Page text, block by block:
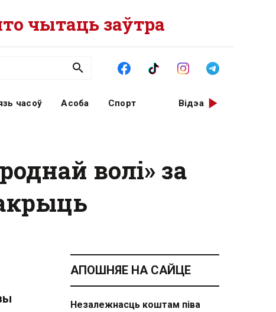
чытаць заўтра
часоў Асоба Спорт Відэа
волі» за
АПОШНЯЕ НА САЙЦЕ
Незалежнасць коштам піва